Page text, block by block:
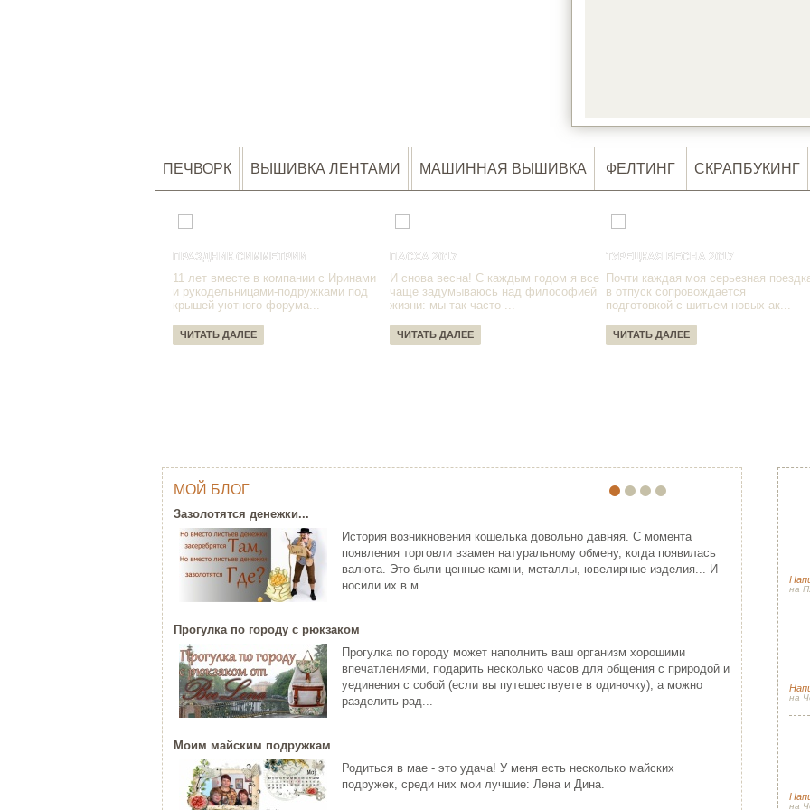
ПЕЧВОРК ВЫШИВКА ЛЕНТАМИ МАШИННАЯ ВЫШИВКА ФЕЛТИНГ СКРАПБУКИНГ
ПРАЗДНИК СИММЕТРИИ
11 лет вместе в компании с Иринами
и рукодельницами-подружками под
крышей уютного форума...
ЧИТАТЬ ДАЛЕЕ
ПАСХА 2017
И снова весна! С каждым годом я все
чаще задумываюсь над философией
жизни: мы так часто ...
ЧИТАТЬ ДАЛЕЕ
ТУРЕЦКАЯ ВЕСНА 2017
Почти каждая моя серьезная
в отпуск сопровождается
подготовкой с шитьем новых ак...
ЧИТАТЬ ДАЛЕЕ
Тай Уилсон (Ty Wilson, 1959 г.р.)
современный американский
художник-график...
ЧИТАТЬ ДАЛЕЕ
привлекательных, и в то же время
загадочных стран мира...
ЧИТАТЬ ДАЛЕЕ
ПРИМЕНЕНИЕ ВЫШИВКИ ЛЕНТАМ…
Красивая лента придает хорошо
упакованному подарку изысканность,
подчеркивая ...
C НОВЫМ ГОДОМ ПЕТУХА - 20…
Думаете, что праздники новогодние
закончились? Ан нет! 28 января
наступает Но...
ХОРОШО БЫТЬ ДЕВУШКОЙ В РО…
Хорошо быть девушкой в розовом
Вот я снова стала причастной к
одному небольшому событию (а так
МОЙ БЛОГ
Зазолотятся денежки...
История возникновения кошелька довольно давняя. С момента
появления торговли взамен натуральному обмену, когда появилась
валюта. Это были ценные камни, металлы, ювелирные изделия... И
носили их в м...
Прогулка по городу с рюкзаком
Прогулка по городу может наполнить ваш организм хорошими
впечатлениями, подарить несколько часов для общения с природой и
уединения с собой (если вы путешествуете в одиночку), а можно
разделить рад...
Моим майским подружкам
Родиться в мае - это удача! У меня есть несколько майских
подружек, среди них мои лучшие: Лена и Дина.
Прячем секрет
Новогодняя
Весенний
на
на
на